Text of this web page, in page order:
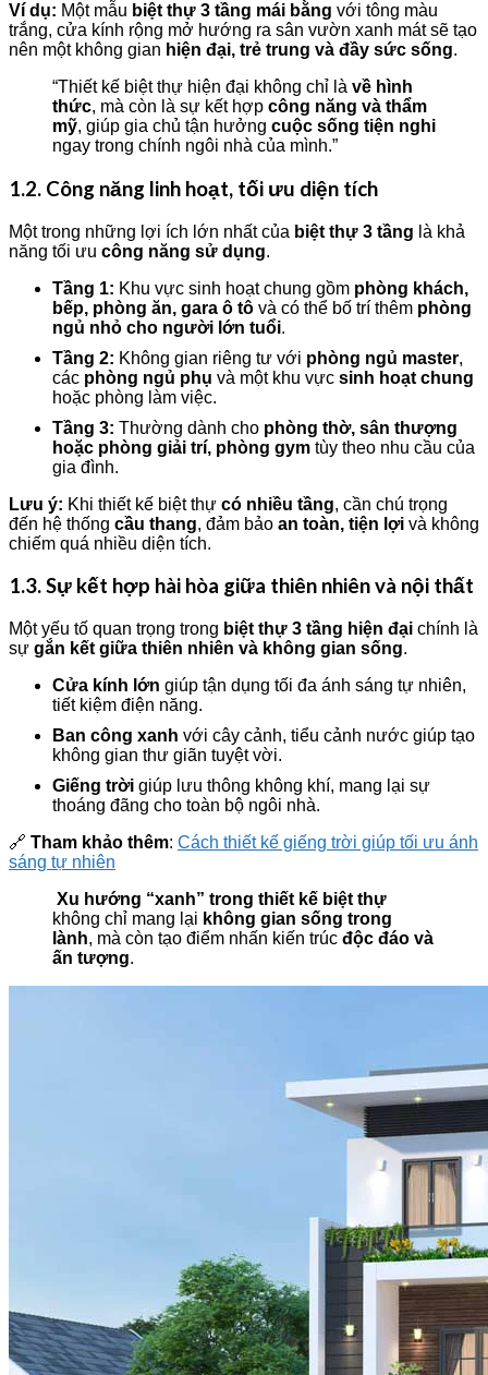
Ví dụ: Một mẫu biệt thự 3 tầng mái bằng với tông màu
trắng, cửa kính rộng mở hướng ra sân vườn xanh mát sẽ tạo
nên một không gian hiện đại, trẻ trung và đầy sức sống.
“Thiết kế biệt thự hiện đại không chỉ là về hình
thức, mà còn là sự kết hợp công năng và thẩm
mỹ, giúp gia chủ tận hưởng cuộc sống tiện nghi
ngay trong chính ngôi nhà của mình.”
1.2. Công năng linh hoạt, tối ưu diện tích
Một trong những lợi ích lớn nhất của biệt thự 3 tầng là khả
năng tối ưu công năng sử dụng.
Tầng 1: Khu vực sinh hoạt chung gồm phòng khách,
bếp, phòng ăn, gara ô tô và có thể bố trí thêm phòng
ngủ nhỏ cho người lớn tuổi.
Tầng 2: Không gian riêng tư với phòng ngủ master,
các phòng ngủ phụ và một khu vực sinh hoạt chung
hoặc phòng làm việc.
Tầng 3: Thường dành cho phòng thờ, sân thượng
hoặc phòng giải trí, phòng gym tùy theo nhu cầu của
gia đình.
Lưu ý: Khi thiết kế biệt thự có nhiều tầng, cần chú trọng
đến hệ thống cầu thang, đảm bảo an toàn, tiện lợi và không
chiếm quá nhiều diện tích.
1.3. Sự kết hợp hài hòa giữa thiên nhiên và nội thất
Một yếu tố quan trọng trong biệt thự 3 tầng hiện đại chính là
sự gắn kết giữa thiên nhiên và không gian sống.
Cửa kính lớn giúp tận dụng tối đa ánh sáng tự nhiên,
tiết kiệm điện năng.
Ban công xanh với cây cảnh, tiểu cảnh nước giúp tạo
không gian thư giãn tuyệt vời.
Giếng trời giúp lưu thông không khí, mang lại sự
thoáng đãng cho toàn bộ ngôi nhà.
🔗 Tham khảo thêm: Cách thiết kế giếng trời giúp tối ưu ánh
sáng tự nhiên
Xu hướng “xanh” trong thiết kế biệt thự
không chỉ mang lại không gian sống trong
lành, mà còn tạo điểm nhấn kiến trúc độc đáo và
ấn tượng.